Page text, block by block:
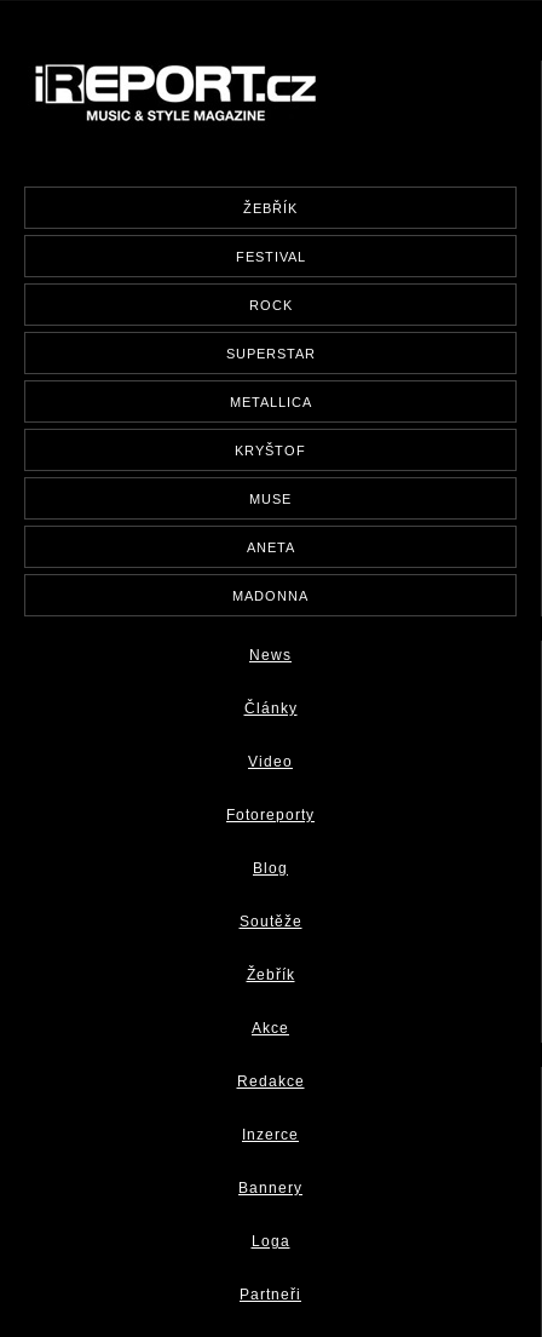
ŽEBŘÍK
FESTIVAL
ROCK
SUPERSTAR
METALLICA
KRYŠTOF
MUSE
ANETA
MADONNA
News
Články
Video
Fotoreporty
Blog
Soutěže
Žebřík
Akce
Redakce
Inzerce
Bannery
Loga
Partneři